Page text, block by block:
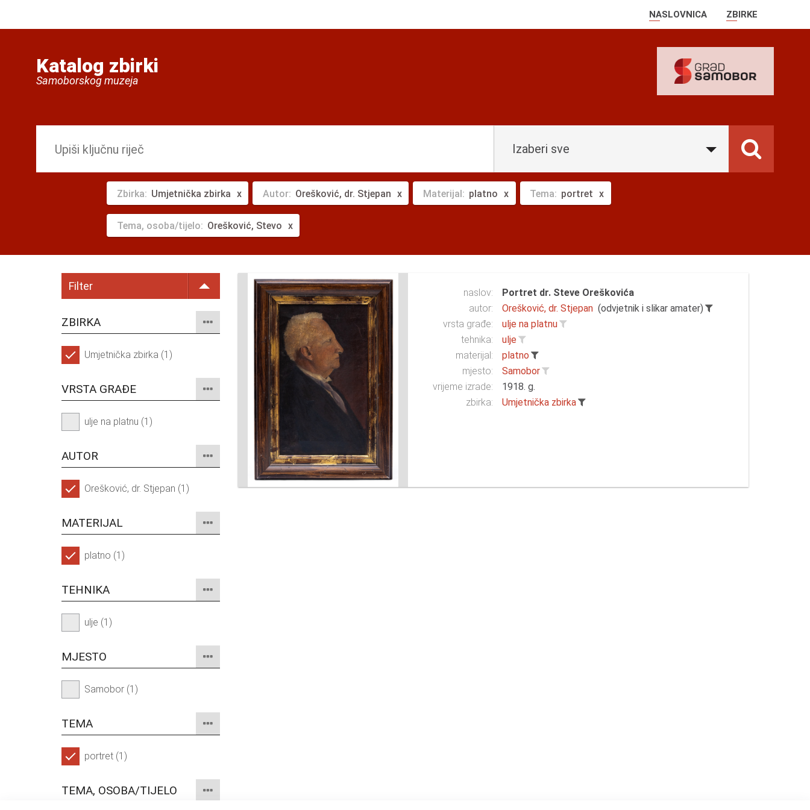
NASLOVNICA ZBIRKE
Katalog zbirki
Samoborskog muzeja
Izaberi sve
Zbirka: Umjetnička zbirka Autor: Orešković, dr. Stjepan Materijal: platno Tema: portret
Tema, osoba/tijelo: Orešković, Stevo
Filter
ZBIRKA
Umjetnička zbirka (1)
VRSTA GRAĐE
ulje na platnu (1)
AUTOR
Orešković, dr. Stjepan (1)
MATERIJAL
platno (1)
TEHNIKA
ulje (1)
MJESTO
Samobor (1)
TEMA
portret (1)
TEMA, OSOBA/TIJELO
naslov:
Portret dr. Steve Oreškovića
autor:
Orešković, dr. Stjepan (odvjetnik i slikar amater)
vrsta građe:
ulje na platnu
tehnika:
ulje
materijal:
platno
mjesto:
Samobor
vrijeme izrade:
1918. g.
zbirka:
Umjetnička zbirka